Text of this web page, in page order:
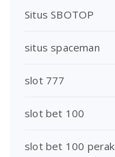
Situs SBOTOP
situs spaceman
slot 777
slot bet 100
slot bet 100 perak